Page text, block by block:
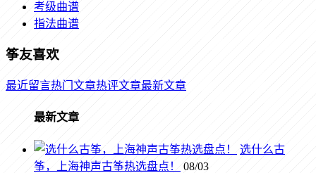
考级曲谱
指法曲谱
筝友喜欢
最近留言热门文章热评文章最新文章
最新文章
选什么古
筝，上海神声古筝热选盘点！
08/03